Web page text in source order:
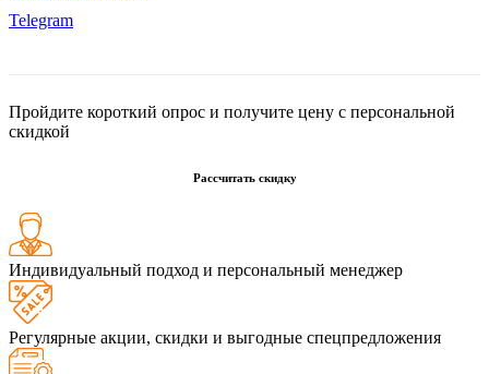
Telegram
Пройдите короткий опрос и получите цену с персональной
скидкой
Рассчитать скидку
Индивидуальный подход и персональный менеджер
Регулярные акции, скидки и выгодные спецпредложения